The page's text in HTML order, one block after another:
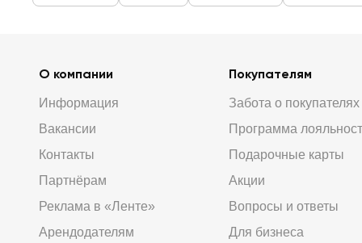
О компании
Информация
Вакансии
Контакты
Партнёрам
Реклама в «Ленте»
Арендодателям
Покупателям
Забота о покупателях
Программа
Подарочные карты
Акции
Вопросы и ответы
Для бизнеса